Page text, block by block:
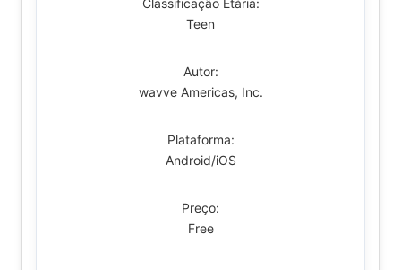
Classificação Etária:
Teen
Autor:
wavve Americas, Inc.
Plataforma:
Android/iOS
Preço:
Free